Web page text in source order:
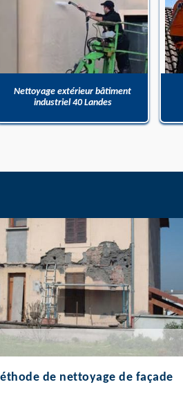
Nettoyage extérieur bâtiment
industriel 40 Landes
de nettoyage de façade